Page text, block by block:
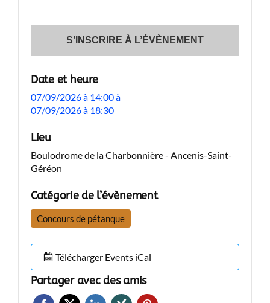
S’INSCRIRE À L’ÉVÈNEMENT
Date et heure
07/09/2026 à 14:00à
07/09/2026 à 18:30
Lieu
Boulodrome de la Charbonnière - Ancenis-Saint-
Géréon
Catégorie de l’évènement
Concours de pétanque
Télécharger Events iCal
Partager avec des amis